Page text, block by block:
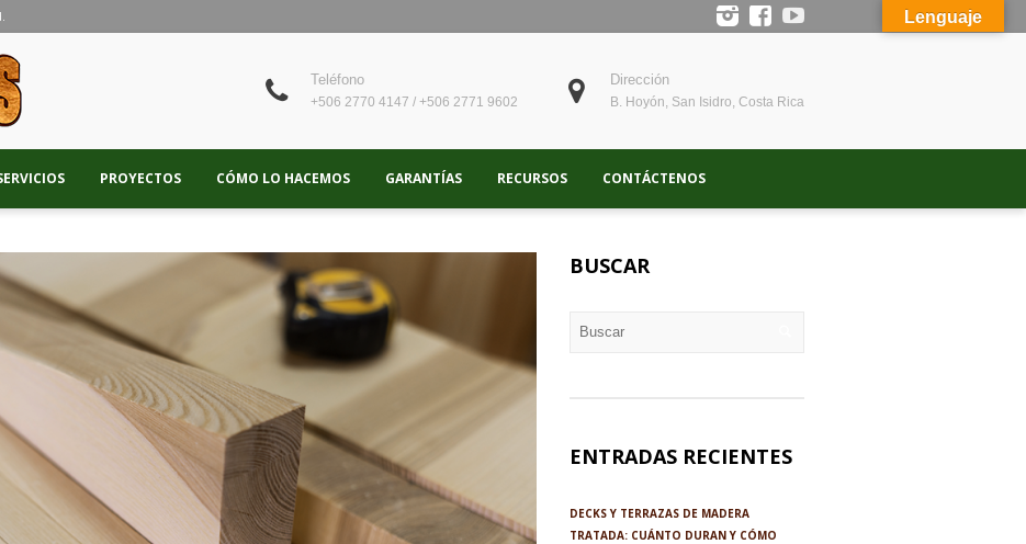
Teléfono
+506 2770 4147 / +506 2771 9602
Dirección
B. Hoyón, San Isidro, Costa Rica
PROYECTOS CÓMO LO HACEMOS GARANTÍAS RECURSOS CONTÁCTENOS
BUSCAR
ENTRADAS RECIENTES
DECKS Y TERRAZAS DE MADERA
TRATADA: CUÁNTO DURAN Y CÓMO
Lenguaje